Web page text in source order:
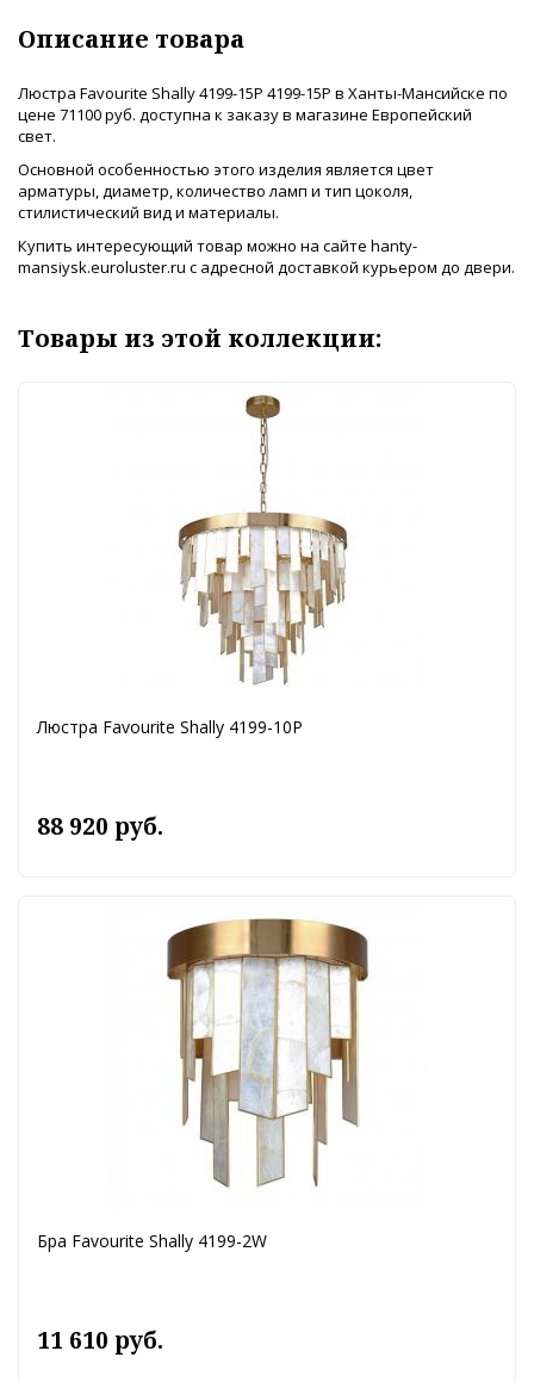
Описание товара
Люстра Favourite Shally 4199-15P 4199-15P в Ханты-Мансийске по
цене 71100 руб. доступна к заказу в магазине Европейский
свет.
Основной особенностью этого изделия является цвет
арматуры, диаметр, количество ламп и тип цоколя,
стилистический вид и материалы.
Купить интересующий товар можно на сайте hanty-
mansiysk.euroluster.ru с адресной доставкой курьером до двери.
Товары из этой коллекции:
Люстра Favourite Shally 4199-10P
88 920 руб.
Бра Favourite Shally 4199-2W
11 610 руб.